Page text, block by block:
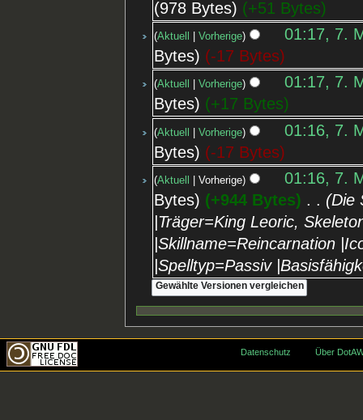
978 Bytes
+51 Bytes
Aktuell Vorherige
01:17, 7.
Bytes
-17 Bytes
Aktuell Vorherige
01:17, 7.
Bytes
+17 Bytes
Aktuell Vorherige
01:16, 7.
Bytes
-17 Bytes
Aktuell Vorherige
01:16, 7.
Bytes
+944 Bytes
Die
|Träger=King Leoric,
|Skillname=Reincarnation
|Spelltyp=Passiv
Datenschutz Über